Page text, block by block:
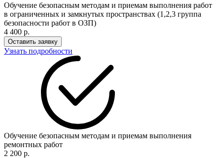
Обучение безопасным методам и приемам выполнения работ
в ограниченных и замкнутых пространствах (1,2,3 группа
безопасности работ в ОЗП)
4 400 р.
Оставить заявку
Узнать подробности
Обучение безопасным методам и приемам выполнения
ремонтных работ
2 200 р.